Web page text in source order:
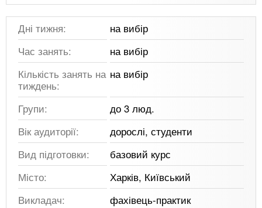
Дні тижня:
на вибір
Час занять:
на вибір
Кількість занять на
тиждень:
на вибір
Групи:
до 3 люд.
Вік аудиторії:
дорослі, студенти
Вид підготовки:
базовий курс
Місто:
Харків, Київський
Викладач:
фахівець-практик